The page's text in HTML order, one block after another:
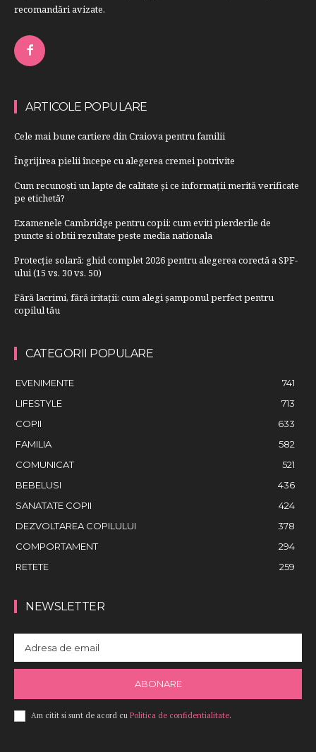
recomandări avizate.
ARTICOLE POPULARE
Cele mai bune cartiere din Craiova pentru familii
Îngrijirea pielii începe cu alegerea cremei potrivite
Cum recunoști un lapte de calitate și ce informații merită verificate
pe etichetă?
Examenele Cambridge pentru copii: cum eviti pierderile de
puncte si obtii rezultate peste media nationala
Protecție solară: ghid complet 2026 pentru alegerea corectă a SPF-
ului (15 vs. 30 vs. 50)
Fără lacrimi, fără iritații: cum alegi șamponul perfect pentru
copilul tău
CATEGORII POPULARE
EVENIMENTE
741
LIFESTYLE
713
COPII
633
FAMILIA
582
COMUNICAT
521
BEBELUSI
436
SANATATE COPII
424
DEZVOLTAREA COPILULUI
378
COMPORTAMENT
294
RETETE
259
NEWSLETTER
ABONARE
Am citit si sunt de acord cu Politica de confidentialitate.